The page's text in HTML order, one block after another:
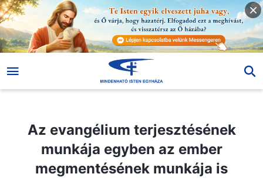
Az evangélium terjesztésének
munkája egyben az ember
megmentésének munkája is